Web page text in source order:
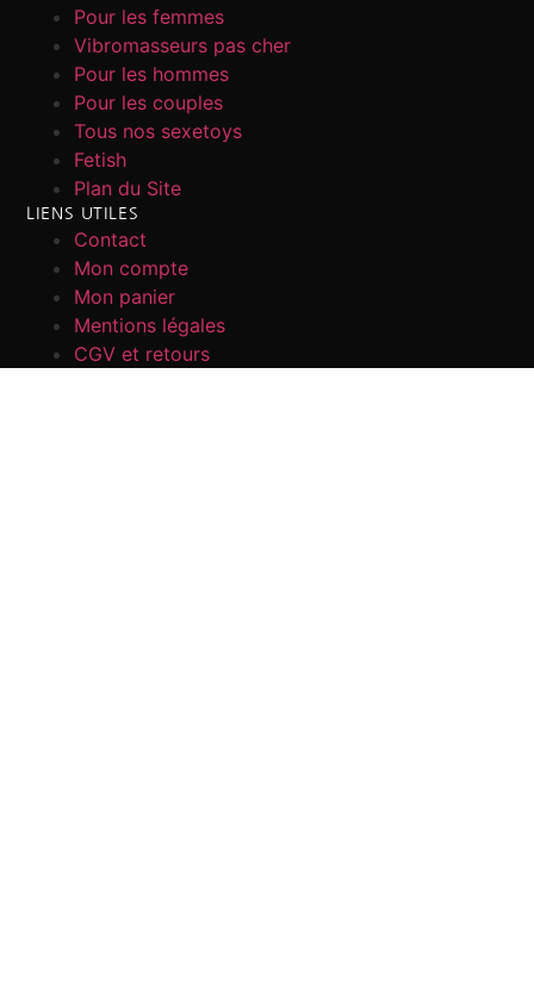
Pour les femmes
Vibromasseurs pas cher
Pour les hommes
Pour les couples
Tous nos sexetoys
Fetish
Plan du Site
LIENS UTILES
Contact
Mon compte
Mon panier
Mentions légales
CGV et retours